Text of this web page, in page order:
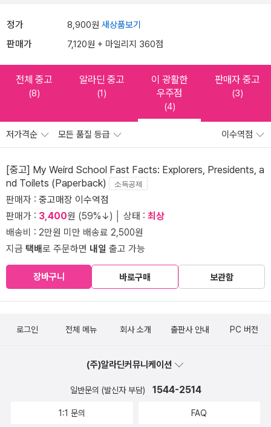
정가 8,900원 새상품보기
판매가 7,120원 + 마일리지 360점
전체 중고
(8)
알라딘 중고
(1)
이 광활한
우주점
(4)
판매자 중고
(3)
저가격순 모든 품질 등급 이수역점
[중고] My Weird School Fast Facts: Explorers, Presidents, a
nd Toilets (Paperback)
소득공제
판매자 : 중고매장 이수역점
판매가 : 3,400원 (59%↓) │ 상태 : 최상
배송비 : 2만원 미만 배송료 2,500원
지금 택배로 주문하면 내일 출고 가능
장바구니 바로구매 보관함
로그인 전체 메뉴 회사 소개 출판사 안내 PC 버전
(주)알라딘커뮤니케이션
일반문의 (발신자 부담) 1544-2514
1:1 문의 FAQ